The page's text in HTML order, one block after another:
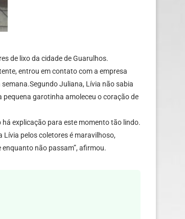
de lixo da cidade de Guarulhos.
entrou em contato com a empresa
Juliana, Lívia não sabia
garotinha amoleceu o coração de
explicação para este momento tão lindo.
pelos coletores é maravilhoso,
enquanto não passam”, afirmou.